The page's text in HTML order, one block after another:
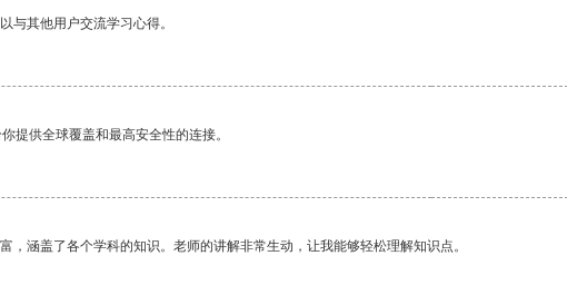
与其他用户交流学习心得。
提供全球覆盖和最高安全性的连接。
，涵盖了各个学科的知识。老师的讲解非常生动，让我能够轻松理解知识点。